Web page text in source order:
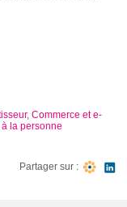
, Commerce et e-
la personne
Partager sur :